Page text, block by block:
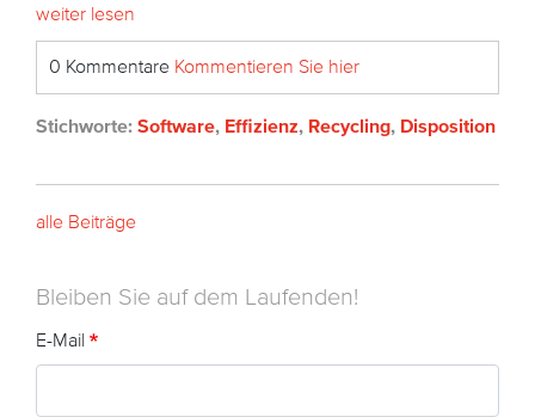
weiter lesen
0 Kommentare Kommentieren Sie hier
Stichworte: Software, Effizienz, Recycling, Disposition
alle Beiträge
Bleiben Sie auf dem Laufenden!
E-Mail